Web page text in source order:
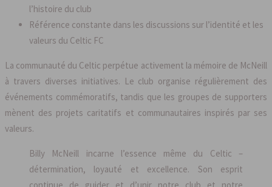
l’histoire du club
Référence constante dans les discussions sur l’identité et les
valeurs du Celtic FC
La communauté du Celtic perpétue activement la mémoire de McNeill
à travers diverses initiatives. Le club organise régulièrement des
événements commémoratifs, tandis que les groupes de supporters
mènent des projets caritatifs et communautaires inspirés par ses
valeurs.
Billy McNeill incarne l’essence même du Celtic –
détermination, loyauté et excellence. Son esprit